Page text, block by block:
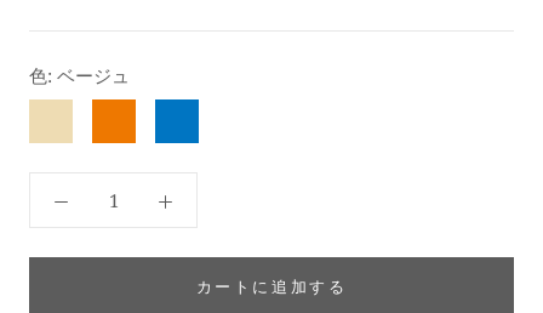
色: ベージュ
ー
ジ
レ
ン
ル
ー
カートに追加する